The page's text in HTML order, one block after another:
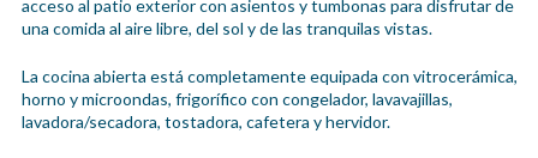
acceso al patio exterior con asientos y tumbonas para disfrutar de
una comida al aire libre, del sol y de las tranquilas vistas.
La cocina abierta está completamente equipada con vitrocerámica,
horno y microondas, frigorífico con congelador, lavavajillas,
lavadora/secadora, tostadora, cafetera y hervidor.